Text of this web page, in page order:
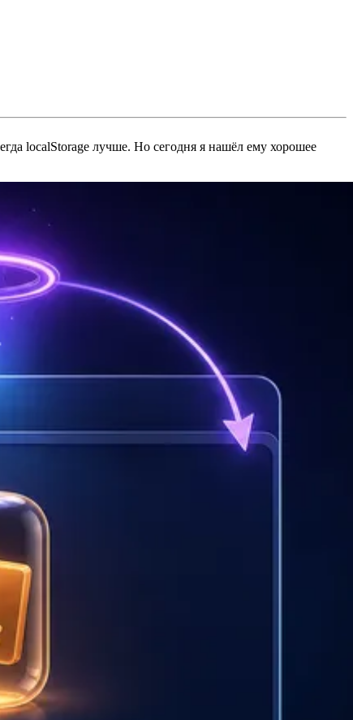
localStorage лучше. Но сегодня я нашёл ему хорошее